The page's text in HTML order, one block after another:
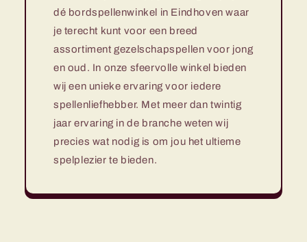
dé bordspellenwinkel in Eindhoven waar
je terecht kunt voor een breed
assortiment gezelschapspellen voor jong
en oud. In onze sfeervolle winkel bieden
wij een unieke ervaring voor iedere
spellenliefhebber. Met meer dan twintig
jaar ervaring in de branche weten wij
precies wat nodig is om jou het ultieme
spelplezier te bieden.